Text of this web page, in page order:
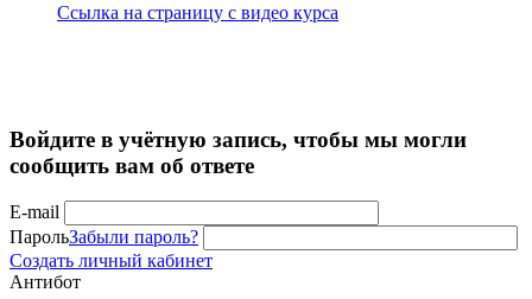
Ссылка на страницу с видео курса
Войдите в учётную запись, чтобы мы могли
сообщить вам об ответе
E-mail
ПарольЗабыли пароль?
Создать личный кабинет
Антибот